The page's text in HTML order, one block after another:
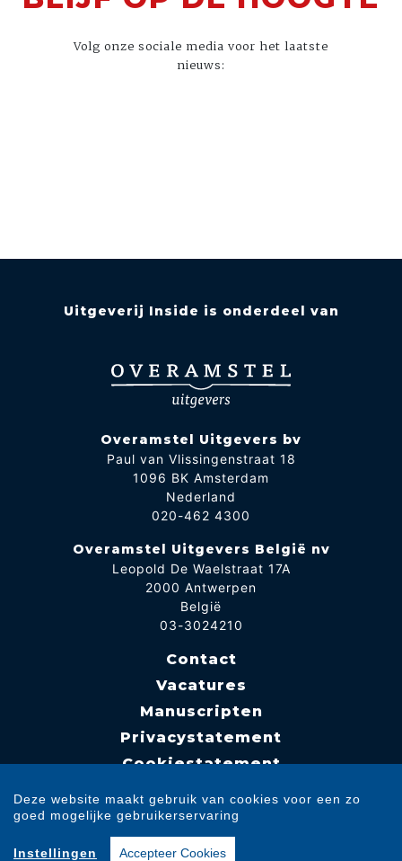
Volg onze sociale media voor het laatste
nieuws:
Uitgeverij Inside is onderdeel van
Overamstel Uitgevers bv
Paul van Vlissingenstraat 18
1096 BK Amsterdam
Nederland
020-462 4300
Overamstel Uitgevers België nv
Leopold De Waelstraat 17A
2000 Antwerpen
België
03-3024210
Contact
Vacatures
Manuscripten
Privacystatement
Cookiestatement
Copyright © 2007-2026 Overamstel Uitgevers - Alle rechten voorbehouden -
Deze website maakt gebruik van cookies voor een zo
goed mogelijke gebruikerservaring
Instellingen Accepteer Cookies